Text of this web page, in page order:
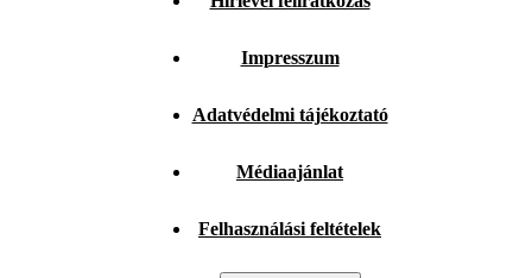
Impresszum
Adatvédelmi tájékoztató
Médiaajánlat
Felhasználási feltételek